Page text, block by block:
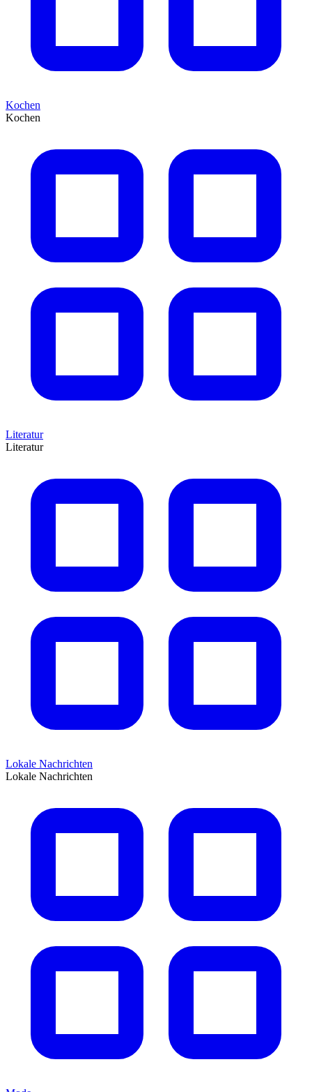
Kochen
Kochen
Literatur
Literatur
Lokale Nachrichten
Lokale Nachrichten